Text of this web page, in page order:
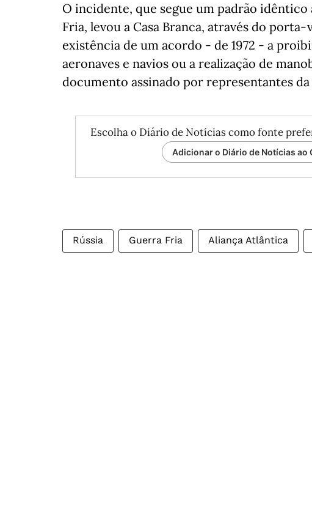
O incidente, que segue um padrão
Fria, levou a Casa Branca, através do
existência de um acordo - de 1972 - a
aeronaves e navios ou a realização de
documento assinado por representantes da
Escolha o Diário de Notícias como fonte
Adicionar o Diário de Notícias ao
Rússia Guerra Fria Aliança Atlântica